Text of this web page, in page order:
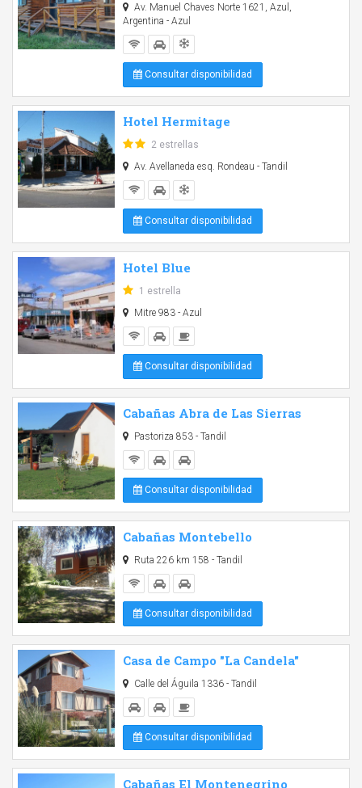
Av. Manuel Chaves Norte 1621, Azul,
Argentina - Azul
Consultar disponibilidad
Hotel Hermitage
2 estrellas
Av. Avellaneda esq. Rondeau - Tandil
Consultar disponibilidad
Hotel Blue
1 estrella
Mitre 983 - Azul
Consultar disponibilidad
Cabañas Abra de Las Sierras
Pastoriza 853 - Tandil
Consultar disponibilidad
Cabañas Montebello
Ruta 226 km 158 - Tandil
Consultar disponibilidad
Casa de Campo "La Candela"
Calle del Águila 1336 - Tandil
Consultar disponibilidad
Cabañas El Montenegrino